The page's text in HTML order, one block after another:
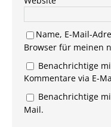
Name, E-Mail-
Browser für meinen
Benachrichtige
Kommentare via E-
Benachrichtige
Mail.